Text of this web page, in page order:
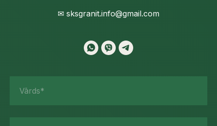
✉ sksgranit.info@gmail.com
Vārds*